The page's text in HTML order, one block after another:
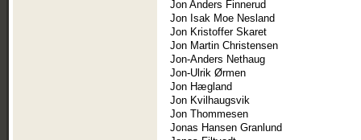
Jon Anders Finnerud
Jon Isak Moe Nesland
Jon Kristoffer Skaret
Jon Martin Christensen
Jon-Anders Nethaug
Jon-Ulrik Ørmen
Jon Hægland
Jon Kvilhaugsvik
Jon Thommesen
Jonas Hansen Granlund